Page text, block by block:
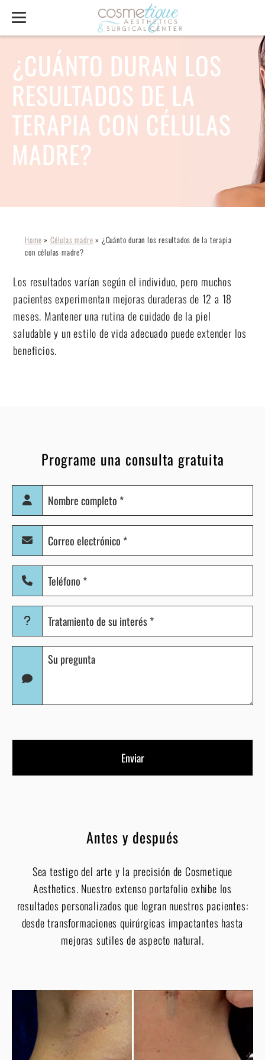
¿CUÁNTO DURAN LOS
RESULTADOS DE LA
TERAPIA CON CÉLULAS
MADRE?
Home » Células madre » ¿Cuánto duran los resultados de la terapia
con células madre?
Los resultados varían según el individuo, pero muchos
pacientes experimentan mejoras duraderas de 12 a 18
meses. Mantener una rutina de cuidado de la piel
saludable y un estilo de vida adecuado puede extender los
beneficios.
Programe una consulta gratuita
Nombre
completo
(Obligatorio)
Correo
electrónico
(Obligatorio)
Teléfono
(Obligatorio)
Tratamiento
su
(Obligatorio)
Pregunta
Antes y después
Sea testigo del arte y la precisión de Cosmetique
Aesthetics. Nuestro extenso portafolio exhibe los
resultados personalizados que logran nuestros pacientes:
desde transformaciones quirúrgicas impactantes hasta
mejoras sutiles de aspecto natural.